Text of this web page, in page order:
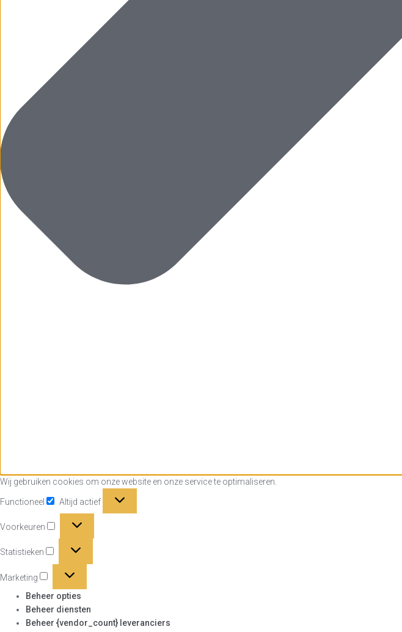
Wij gebruiken cookies om onze website en onze service te optimaliseren.
Functioneel Altijd actief
Voorkeuren
Statistieken
Statistieken
Marketing
Marketing
Beheer opties
Beheer diensten
Beheer {vendor_count} leveranciers